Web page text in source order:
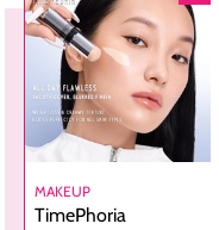
MAKEUP
TimePhoria